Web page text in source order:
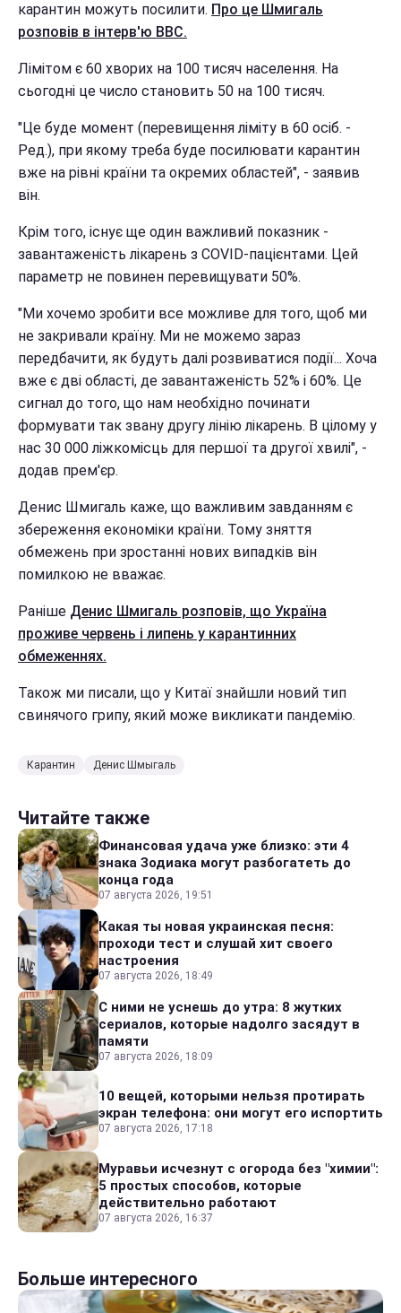
карантин можуть посилити. Про це Шмигаль
розповів в інтерв'ю ВВС.
Лімітом є 60 хворих на 100 тисяч населення. На
сьогодні це число становить 50 на 100 тисяч.
"Це буде момент (перевищення ліміту в 60 осіб. -
Ред.), при якому треба буде посилювати карантин
вже на рівні країни та окремих областей", - заявив
він.
Крім того, існує ще один важливий показник -
завантаженість лікарень з COVID-пацієнтами. Цей
параметр не повинен перевищувати 50%.
"Ми хочемо зробити все можливе для того, щоб ми
не закривали країну. Ми не можемо зараз
передбачити, як будуть далі розвиватися події... Хоча
вже є дві області, де завантаженість 52% і 60%. Це
сигнал до того, що нам необхідно починати
формувати так звану другу лінію лікарень. В цілому у
нас 30 000 ліжкомісць для першої та другої хвилі", -
додав прем'єр.
Денис Шмигаль каже, що важливим завданням є
збереження економіки країни. Тому зняття
обмежень при зростанні нових випадків він
помилкою не вважає.
Раніше Денис Шмигаль розповів, що Україна
проживе червень і липень у карантинних
обмеженнях.
Також ми писали, що у Китаї знайшли новий тип
свинячого грипу, який може викликати пандемію.
Карантин Денис Шмыгаль
Читайте также
Финансовая удача уже близко: эти 4
знака Зодиака могут разбогатеть до
конца года
07 августа 2026, 19:51
Какая ты новая украинская песня:
проходи тест и слушай хит своего
настроения
07 августа 2026, 18:49
С ними не уснешь до утра: 8 жутких
сериалов, которые надолго засядут в
памяти
07 августа 2026, 18:09
10 вещей, которыми нельзя протирать
экран телефона: они могут его испортить
07 августа 2026, 17:18
Муравьи исчезнут с огорода без "химии":
5 простых способов, которые
действительно работают
07 августа 2026, 16:37
Больше интересного